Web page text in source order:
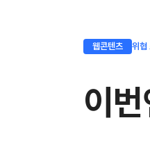
웹콘텐츠 위협
이